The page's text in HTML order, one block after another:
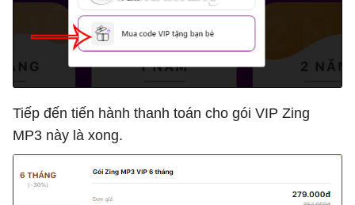
Tiếp đến tiến hành thanh toán cho gói VIP Zing
MP3 này là xong.